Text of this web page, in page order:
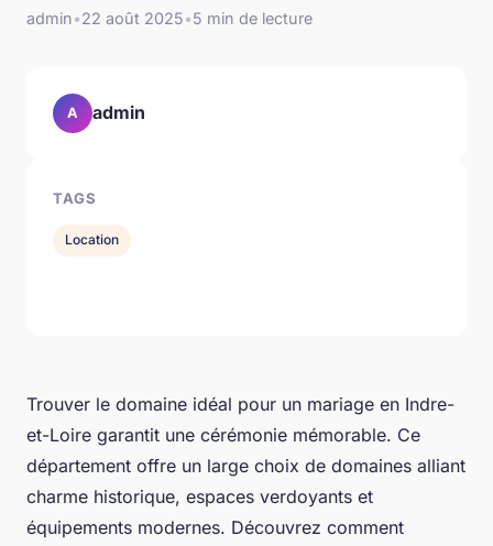
admin•22 août 2025•5 min de lecture
Trouver le domaine idéal pour un mariage en Indre-
et-Loire garantit une cérémonie mémorable. Ce
département offre un large choix de domaines alliant
charme historique, espaces verdoyants et
équipements modernes. Découvrez comment
A admin
TAGS
Location